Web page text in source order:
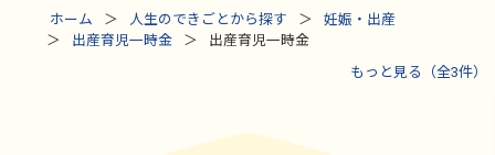
ホーム
人生のできごとから探す
妊娠・出産
出産育児一時金
出産育児一時金
もっと見る（全3件）